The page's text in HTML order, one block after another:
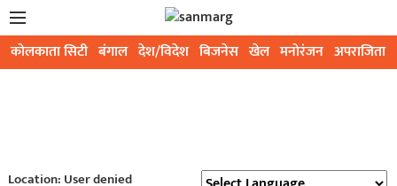
कोलकाता सिटी बंगाल देश/विदेश बिजनेस खेल मनोरंजन अपराजिता
Location: User denied